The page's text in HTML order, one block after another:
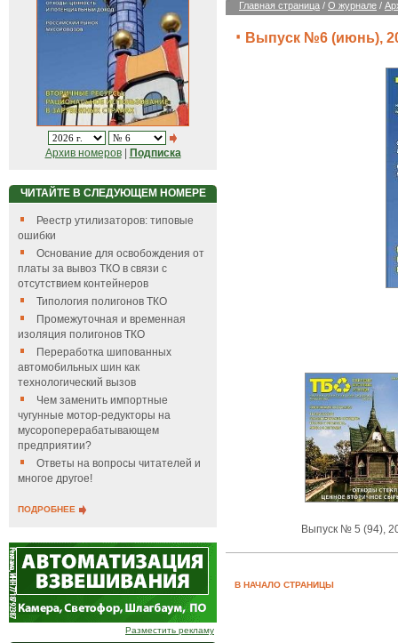
Архив номеров| Подписка
ЧИТАЙТЕ В СЛЕДУЮЩЕМ НОМЕРЕ
Реестр утилизаторов: типовые
ошибки
Основание для освобождения от
платы за вывоз ТКО в связи с
отсутствием контейнеров
Типология полигонов ТКО
Промежуточная и временная
изоляция полигонов ТКО
Переработка шипованных
автомобильных шин как
технологический вызов
Чем заменить импортные
чугунные мотор-редукторы на
мусороперерабатывающем
предприятии?
Ответы на вопросы читателей и
многое другое!
ПОДРОБНЕЕ
Разместить рекламу
Главная страница / О журнале /
Выпуск №6 (июнь),
Выпуск № 5 (94),
В НАЧАЛО СТРАНИЦЫ